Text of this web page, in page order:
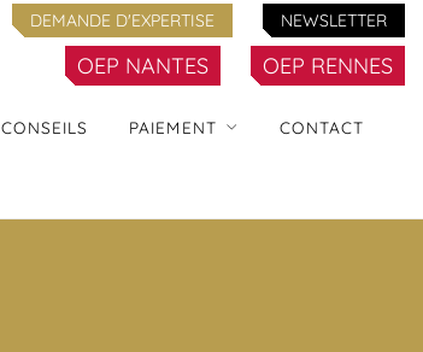
DEMANDE D'EXPERTISE NEWSLETTER
OEP NANTES OEP RENNES
CONSEILS PAIEMENT CONTACT